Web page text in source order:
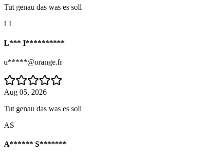
Tut genau das was es soll
LI
L*** I**********
u*****@orange.fr
Aug 05, 2026
Tut genau das was es soll
AS
A****** S*******